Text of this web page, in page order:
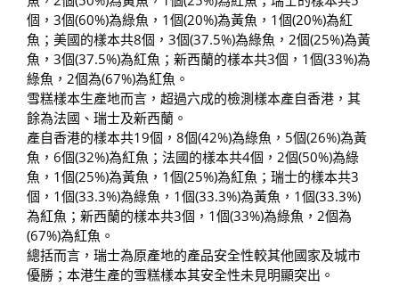
個，3個(60%)為綠魚，1個(20%)為黃魚，1個(20%)為紅
魚；美國的樣本共8個，3個(37.5%)為綠魚，2個(25%)為黃
魚，3個(37.5%)為紅魚；新西蘭的樣本共3個，1個(33%)為
綠魚，2個為(67%)為紅魚。
雪糕樣本生產地而言，超過六成的檢測樣本產自香港，其
餘為法國、瑞士及新西蘭。
產自香港的樣本共19個，8個(42%)為綠魚，5個(26%)為黃
魚，6個(32%)為紅魚；法國的樣本共4個，2個(50%)為綠
魚，1個(25%)為黃魚，1個(25%)為紅魚；瑞士的樣本共3
個，1個(33.3%)為綠魚，1個(33.3%)為黃魚，1個(33.3%)
為紅魚；新西蘭的樣本共3個，1個(33%)為綠魚，2個為
(67%)為紅魚。
總括而言，瑞士為原產地的產品安全性較其他國家及城市
優勝；本港生產的雪糕樣本其安全性未見明顯突出。